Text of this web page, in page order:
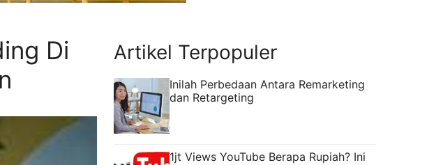
Di
Artikel Terpopuler
Inilah Perbedaan Antara Remarketing
dan Retargeting
1jt Views YouTube Berapa Rupiah? Ini